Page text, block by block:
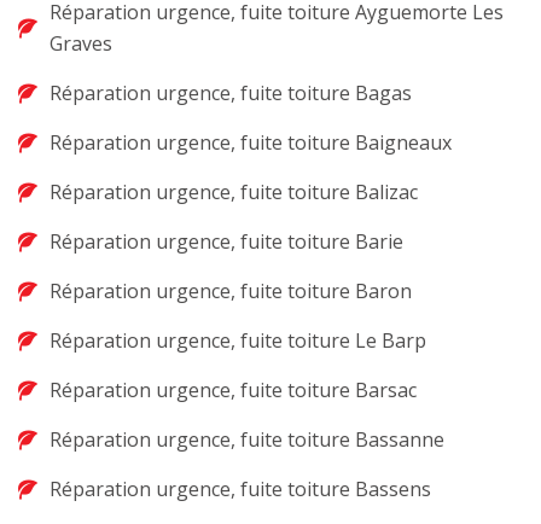
Réparation urgence, fuite toiture Ayguemorte Les
Graves
Réparation urgence, fuite toiture Bagas
Réparation urgence, fuite toiture Baigneaux
Réparation urgence, fuite toiture Balizac
Réparation urgence, fuite toiture Barie
Réparation urgence, fuite toiture Baron
Réparation urgence, fuite toiture Le Barp
Réparation urgence, fuite toiture Barsac
Réparation urgence, fuite toiture Bassanne
Réparation urgence, fuite toiture Bassens